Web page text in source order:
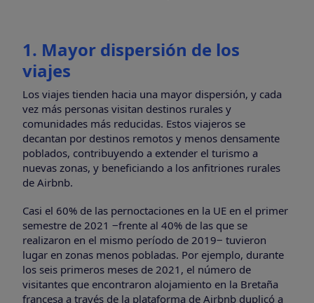
1. Mayor dispersión de los
viajes
Los viajes tienden hacia una mayor dispersión, y cada
vez más personas visitan destinos rurales y
comunidades más reducidas. Estos viajeros se
decantan por destinos remotos y menos densamente
poblados, contribuyendo a extender el turismo a
nuevas zonas, y beneficiando a los anfitriones rurales
de Airbnb.
Casi el 60% de las pernoctaciones en la UE en el primer
semestre de 2021 ‒frente al 40% de las que se
realizaron en el mismo período de 2019‒ tuvieron
lugar en zonas menos pobladas. Por ejemplo, durante
los seis primeros meses de 2021, el número de
visitantes que encontraron alojamiento en la Bretaña
francesa a través de la plataforma de Airbnb duplicó a